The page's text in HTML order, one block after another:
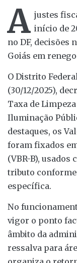
A justes
início de
no DF, decisões
Goiás em
O Distrito
(30/12/2025),
Taxa de
Iluminação
destaques, os
foram fixados em
(VBR-B), usados
tributo
específica.
No
vigor o ponto
âmbito da
ressalva para